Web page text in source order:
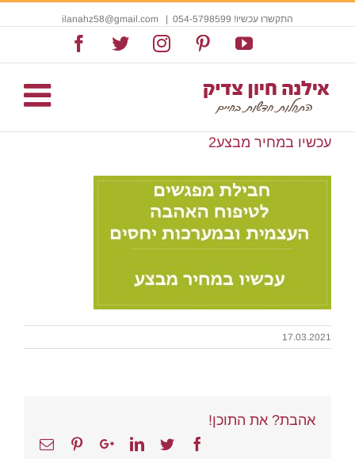
התקשרו עכשיו! 054-5798599 |
YouTube
Pinterest
Instagram
Twitter
עכשיו במחיר מבצע2
17.03.2021
אהבת? את התוכן!
Facebook
Twitter
Linkedin
Google+
Pinterest
Email